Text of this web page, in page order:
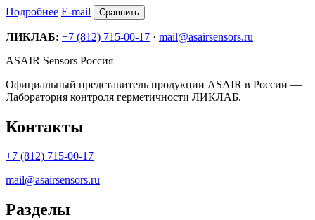
Подробнее E-mail Сравнить
ЛИКЛАБ: +7 (812) 715-00-17 · mail@asairsensors.ru
ASAIR Sensors Россия
Официальный представитель продукции ASAIR в России —
Лаборатория контроля герметичности ЛИКЛАБ.
Контакты
+7 (812) 715-00-17
mail@asairsensors.ru
Разделы